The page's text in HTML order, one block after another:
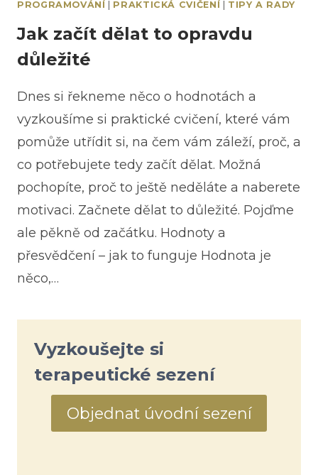
PROGRAMOVÁNÍ | PRAKTICKÁ CVIČENÍ | TIPY A RADY
Jak začít dělat to opravdu
důležité
Dnes si řekneme něco o hodnotách a
vyzkoušíme si praktické cvičení, které vám
pomůže utřídit si, na čem vám záleží, proč, a
co potřebujete tedy začít dělat. Možná
pochopíte, proč to ještě neděláte a naberete
motivaci. Začnete dělat to důležité. Pojďme
ale pěkně od začátku. Hodnoty a
přesvědčení – jak to funguje Hodnota je
něco,…
Vyzkoušejte si
terapeutické sezení
Objednat úvodní sezení